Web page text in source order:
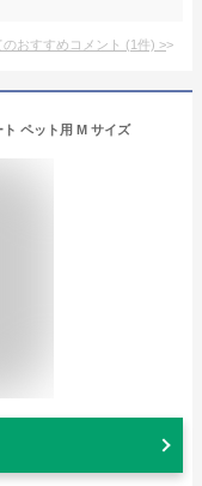
のおすすめコメント (1件) >
ペット用 M サイズ